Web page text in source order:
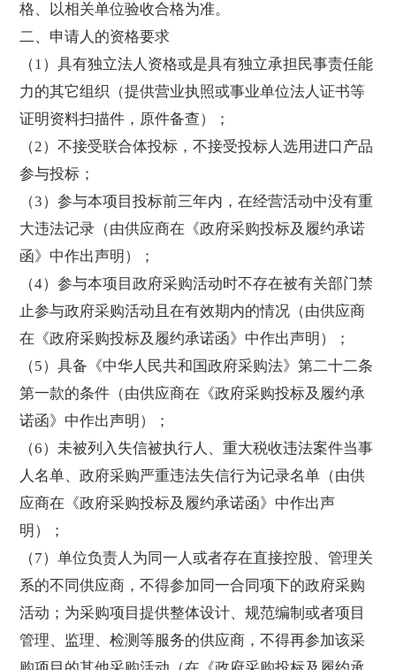
格、以相关单位验收合格为准。
二、申请人的资格要求
（1）具有独立法人资格或是具有独立承担民事责任能
力的其它组织（提供营业执照或事业单位法人证书等
证明资料扫描件，原件备查）；
（2）不接受联合体投标，不接受投标人选用进口产品
参与投标；
（3）参与本项目投标前三年内，在经营活动中没有重
大违法记录（由供应商在《政府采购投标及履约承诺
函》中作出声明）；
（4）参与本项目政府采购活动时不存在被有关部门禁
止参与政府采购活动且在有效期内的情况（由供应商
在《政府采购投标及履约承诺函》中作出声明）；
（5）具备《中华人民共和国政府采购法》第二十二条
第一款的条件（由供应商在《政府采购投标及履约承
诺函》中作出声明）；
（6）未被列入失信被执行人、重大税收违法案件当事
人名单、政府采购严重违法失信行为记录名单（由供
应商在《政府采购投标及履约承诺函》中作出声
明）；
（7）单位负责人为同一人或者存在直接控股、管理关
系的不同供应商，不得参加同一合同项下的政府采购
活动；为采购项目提供整体设计、规范编制或者项目
管理、监理、检测等服务的供应商，不得再参加该采